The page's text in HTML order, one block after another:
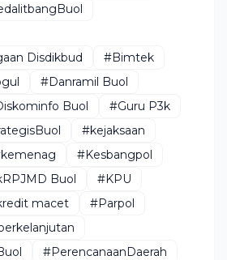
Disdikbud
#Bimtek
#Danramil Buol
Buol
#Guru P3k
#kejaksaan
#Kesbangpol
Buol
#KPU
macet
#Parpol
#PerencanaanDaerah